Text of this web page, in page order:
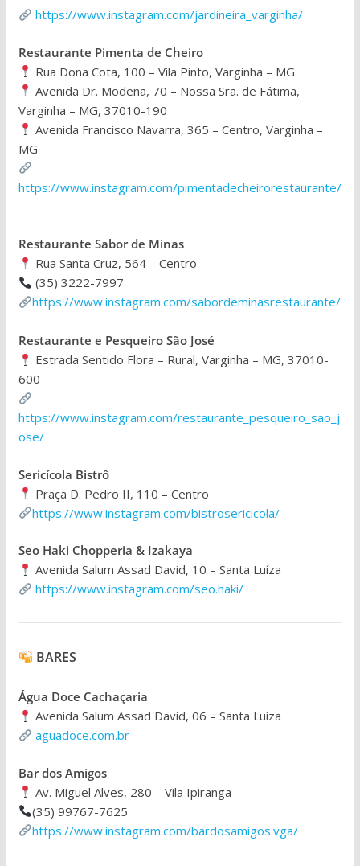
https://www.instagram.com/jardineira_varginha/
Restaurante Pimenta de Cheiro
Rua Dona Cota, 100 – Vila Pinto, Varginha – MG
Avenida Dr. Modena, 70 – Nossa Sra. de Fátima,
Varginha – MG, 37010-190
Avenida Francisco Navarra, 365 – Centro, Varginha –
MG
https://www.instagram.com/pimentadecheirorestaurante/
Restaurante Sabor de Minas
Rua Santa Cruz, 564 – Centro
(35) 3222-7997
https://www.instagram.com/sabordeminasrestaurante/
Restaurante e Pesqueiro São José
Estrada Sentido Flora – Rural, Varginha – MG, 37010-
600
https://www.instagram.com/restaurante_pesqueiro_sao_j
ose/
Sericícola Bistrô
Praça D. Pedro II, 110 – Centro
https://www.instagram.com/bistrosericicola/
Seo Haki Chopperia & Izakaya
Avenida Salum Assad David, 10 – Santa Luíza
https://www.instagram.com/seo.haki/
BARES
Água Doce Cachaçaria
Avenida Salum Assad David, 06 – Santa Luíza
aguadoce.com.br
Bar dos Amigos
Av. Miguel Alves, 280 – Vila Ipiranga
(35) 99767-7625
https://www.instagram.com/bardosamigos.vga/